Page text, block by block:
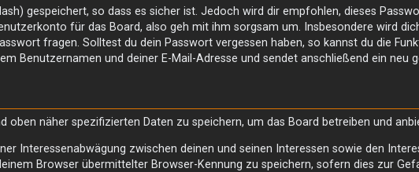
gespeichert, so dass es sicher ist. Jedoch wird dir empfohlen, dieses
für das Board, also geh mit ihm sorgsam um. Insbesondere wird
fragen. Solltest du dein Passwort vergessen haben, so kannst du die
Benutzernamen und deiner E-Mail-Adresse und sendet anschließend ein neu
oben näher spezifizierten Daten zu speichern, um das Board betreiben und
Interessenabwägung zwischen deinen und seinen Interessen sowie den
Browser übermittelter Browser-Kennung zu speichern, sofern dies zur